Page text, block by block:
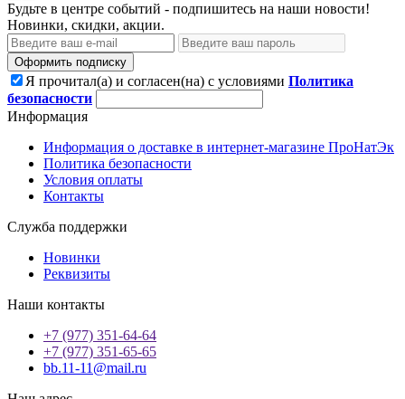
Будьте в центре событий - подпишитесь на наши новости!
Новинки, скидки, акции.
Оформить подписку
Я прочитал(а) и согласен(на) с условиями Политика
безопасности
Информация
Информация о доставке в интернет-магазине ПроНатЭк
Политика безопасности
Условия оплаты
Контакты
Служба поддержки
Новинки
Реквизиты
Наши контакты
+7 (977) 351-64-64
+7 (977) 351-65-65
bb.11-11@mail.ru